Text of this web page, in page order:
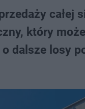
całej
który
dalsze losy